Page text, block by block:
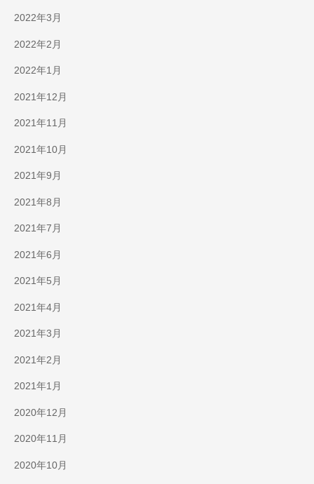
2022年3月
2022年2月
2022年1月
2021年12月
2021年11月
2021年10月
2021年9月
2021年8月
2021年7月
2021年6月
2021年5月
2021年4月
2021年3月
2021年2月
2021年1月
2020年12月
2020年11月
2020年10月